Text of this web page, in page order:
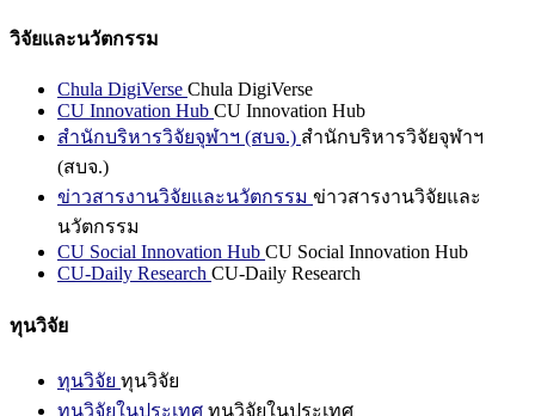
วิจัยและนวัตกรรม
Chula DigiVerse Chula DigiVerse
CU Innovation Hub CU Innovation Hub
สำนักบริหารวิจัยจุฬาฯ (สบจ.) สำนักบริหารวิจัยจุฬาฯ
(สบจ.)
ข่าวสารงานวิจัยและนวัตกรรม ข่าวสารงานวิจัยและ
นวัตกรรม
CU Social Innovation Hub CU Social Innovation Hub
CU-Daily Research CU-Daily Research
ทุนวิจัย
ทุนวิจัย ทุนวิจัย
ทุนวิจัยในประเทศ ทุนวิจัยในประเทศ